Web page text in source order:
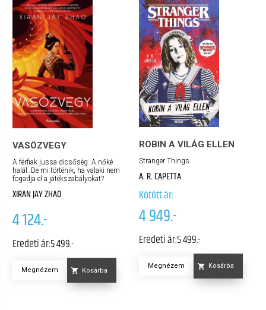
VASÖZVEGY
A férfiak jussa dicsőség. A nőké
halál. De mi történik, ha valaki nem
fogadja el a játékszabályokat?
XIRAN JAY ZHAO
4 124.-
Eredeti ár:5 499.-
Megnézem Kosárba
ROBIN A VILÁG ELLEN
Stranger Things
A. R. CAPETTA
Kötött ár:
4 949.-
Eredeti ár:5 499.-
Megnézem Kosárba